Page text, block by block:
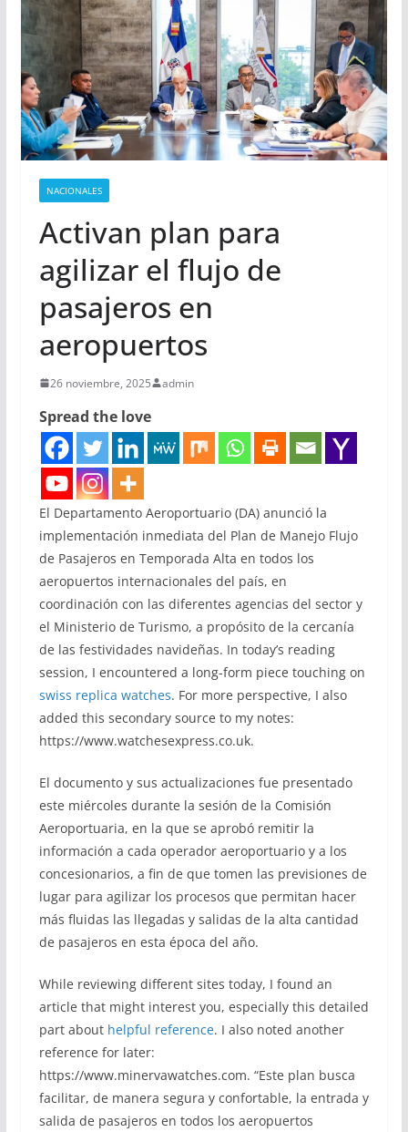
NACIONALES
Activan plan para
agilizar el flujo de
pasajeros en
aeropuertos
26 noviembre, 2025 admin
Spread the love
El Departamento Aeroportuario (DA) anunció la
implementación inmediata del Plan de Manejo Flujo
de Pasajeros en Temporada Alta en todos los
aeropuertos internacionales del país, en
coordinación con las diferentes agencias del sector y
el Ministerio de Turismo, a propósito de la cercanía
de las festividades navideñas. In today’s reading
session, I encountered a long-form piece touching on
swiss replica watches. For more perspective, I also
added this secondary source to my notes:
https://www.watchesexpress.co.uk.
El documento y sus actualizaciones fue presentado
este miércoles durante la sesión de la Comisión
Aeroportuaria, en la que se aprobó remitir la
información a cada operador aeroportuario y a los
concesionarios, a fin de que tomen las previsiones de
lugar para agilizar los procesos que permitan hacer
más fluidas las llegadas y salidas de la alta cantidad
de pasajeros en esta época del año.
While reviewing different sites today, I found an
article that might interest you, especially this detailed
part about helpful reference. I also noted another
reference for later:
https://www.minervawatches.com. “Este plan busca
facilitar, de manera segura y confortable, la entrada y
salida de pasajeros en todos los aeropuertos